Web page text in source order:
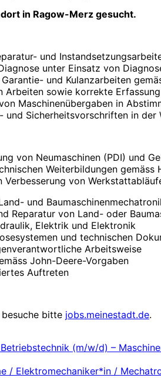
in Ragow-Merz gesucht.
und
unter Einsatz von
und Kulanzarbeiten
sowie korrekte
Maschinenübergaben in
Sicherheitsvorschriften in der
von Neumaschinen (PDI) und
Weiterbildungen gemäss
von
und
Reparatur von Land- oder
Elektrik und Elektronik
und technischen
Arbeitsweise
John-Deere-Vorgaben
Auftreten
bitte jobs.meinestadt.de.
(m/w/d) –
/ Elektromechaniker*in /